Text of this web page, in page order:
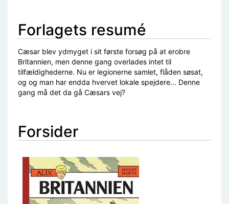
Forlagets resumé
Cæsar blev ydmyget i sit første forsøg på at erobre
Britannien, men denne gang overlades intet til
tilfældighederne. Nu er legionerne samlet, flåden søsat,
og og man har endda hvervet lokale spejdere... Denne
gang må det da gå Cæsars vej?
Forsider